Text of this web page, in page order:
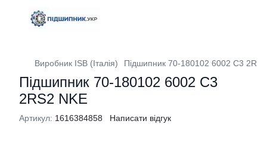
Виробник ISB (Італія) Підшипник 70-180102 6002 C3
Підшипник 70-180102 6002 C3
2RS2 NKE
Артикул: 1616384858 Написати відгук